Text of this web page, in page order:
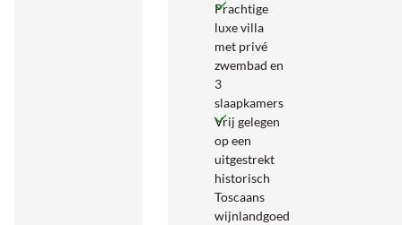
Prachtige
luxe villa
met privé
zwembad en
3
slaapkamers
Vrij gelegen
op een
uitgestrekt
historisch
Toscaans
wijnlandgoed